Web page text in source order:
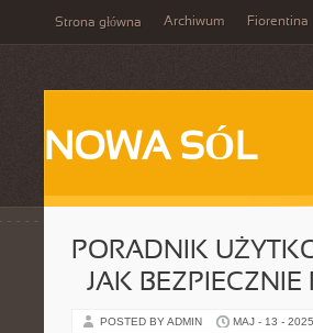
Strona główna Archiwum Fiorentina
NOWA SÓL
PORADNIK
– JAK
POSTED BY ADMIN MAJ - 13 - 2025